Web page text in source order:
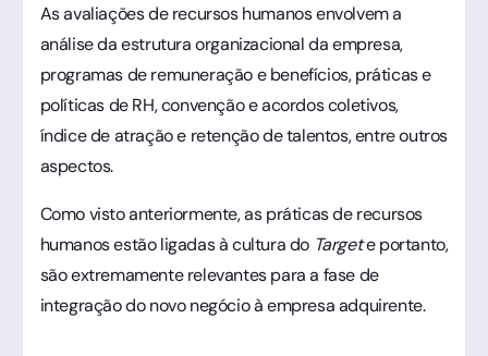
As avaliações de recursos humanos envolvem a
análise da estrutura organizacional da empresa,
programas de remuneração e benefícios, práticas e
políticas de RH, convenção e acordos coletivos,
índice de atração e retenção de talentos, entre outros
aspectos.
Como visto anteriormente, as práticas de recursos
humanos estão ligadas à cultura do Targete portanto,
são extremamente relevantes para a fase de
integração do novo negócio à empresa adquirente.